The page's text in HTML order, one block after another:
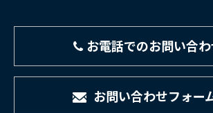
お電話でのお問い合
お問い合わせフォー